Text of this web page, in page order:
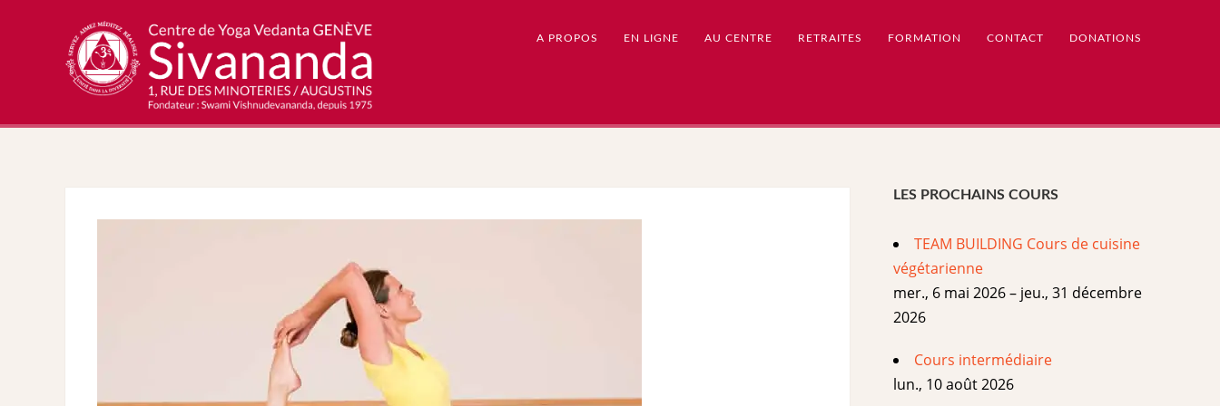
A PROPOS EN LIGNE AU CENTRE RETRAITES FORMATION CONTACT DONATIONS
LES PROCHAINS COURS
TEAM BUILDING Cours de cuisine
végétarienne
mer., 6 mai 2026 – jeu., 31 décembre
2026
Cours intermédiaire
lun., 10 août 2026